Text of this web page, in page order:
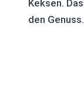
Keksen.
den Genuss.